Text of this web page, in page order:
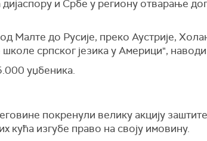
и Србе у региону отварање
Малте до Русије, преко Аустрије,
српског језика у Америци", наводи
уџбеника.
покренули велику акцију
кућа изгубе право на своју имовину.